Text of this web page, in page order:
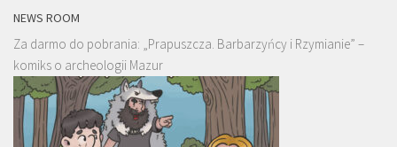
NEWS ROOM
Za darmo do pobrania: „Prapuszcza. Barbarzyńcy i Rzymianie” –
komiks o archeologii Mazur